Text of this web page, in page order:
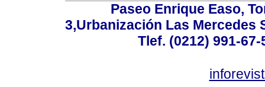
Paseo Enrique Easo,
3,Urbanización Las Mercedes
Tlef. (0212) 991-